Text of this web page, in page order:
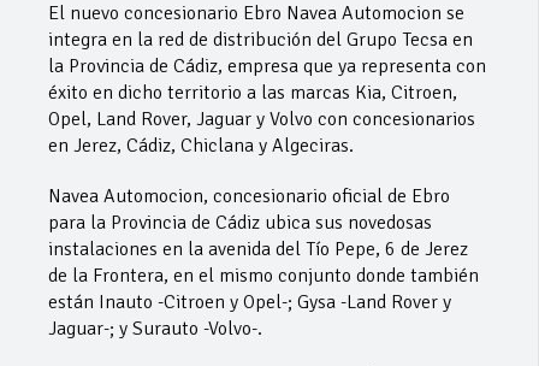
El nuevo concesionario Ebro Navea Automocion se
integra en la red de distribución del Grupo Tecsa en
la Provincia de Cádiz, empresa que ya representa con
éxito en dicho territorio a las marcas Kia, Citroen,
Opel, Land Rover, Jaguar y Volvo con concesionarios
en Jerez, Cádiz, Chiclana y Algeciras.
Navea Automocion, concesionario oficial de Ebro
para la Provincia de Cádiz ubica sus novedosas
instalaciones en la avenida del Tío Pepe, 6 de Jerez
de la Frontera, en el mismo conjunto donde también
están Inauto -Citroen y Opel-; Gysa -Land Rover y
Jaguar-; y Surauto -Volvo-.